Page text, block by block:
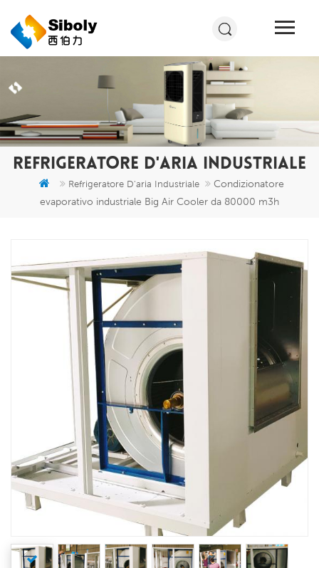
REFRIGERATORE D'ARIA INDUSTRIALE
Refrigeratore D'aria Industriale
Condizionatore
evaporativo industriale Big Air Cooler da 80000 m3h